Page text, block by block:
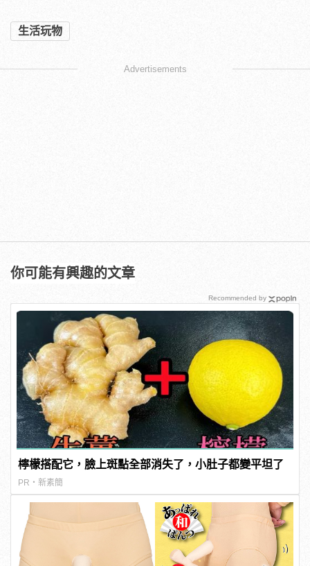
生活玩物
Advertisements
你可能有興趣的文章
檸檬搭配它，臉上斑點全部消失了，小肚子都變平坦了
PR・新素簡
Recommended by